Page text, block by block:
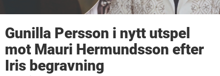
Gunilla Persson i nytt utspel
mot Mauri Hermundsson efter
Iris begravning